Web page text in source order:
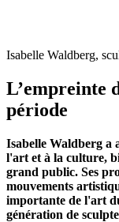
Isabelle Waldberg,
L’empreinte
période
Isabelle Waldberg a
l'art et à la culture,
grand public. Ses
mouvements
importante de l'art
génération de